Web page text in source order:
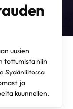
uusien
tottumista niin
Sydänliitossa
ja
kuunnellen.